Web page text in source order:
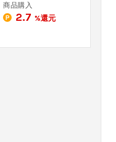
商品購入
2.7 %還元